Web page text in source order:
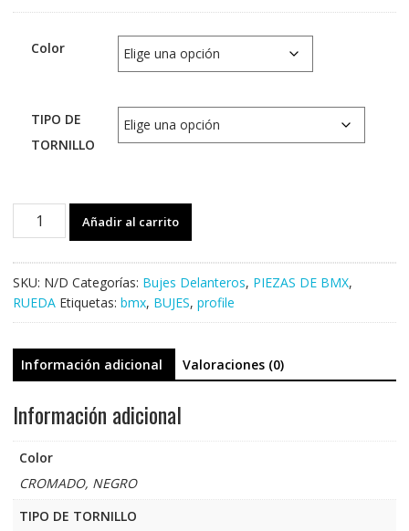
Color
TIPO DE
TORNILLO
Buje
cantidad
Añadir al carrito
SKU: N/D Categorías: Bujes Delanteros, PIEZAS DE BMX,
RUEDA Etiquetas: bmx, BUJES, profile
Información adicional Valoraciones (0)
Información adicional
Color
CROMADO, NEGRO
TIPO DE TORNILLO